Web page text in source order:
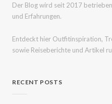
Der Blog wird seit 2017
und Erfahrungen.
Entdeckt hier Outfitinspiration,
sowie Reiseberichte und Artikel
RECENT POSTS